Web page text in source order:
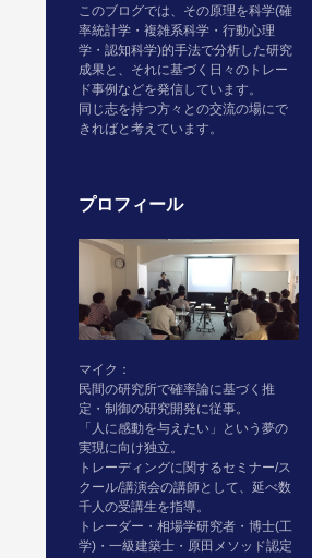
このブログでは、その原理を科学(確
率統計学・複雑系科学・行動心理
学・認知科学)的手法で分析した研究
成果と、それに基づく日々のトレー
ド事例などを発信しています。
同じ志を持つ方々との交流の場にで
きればと考えています。
プロフィール
マイク：
民間の研究所で確率論に基づく推
定・制御の研究開発に従事。
「人に感動を与えたい」という夢の
実現に向け独立。
トレーディングに関するセミナー/ス
クール/講演会の講師として、延べ数
千人の受講生を指導。
トレーダー・相場学研究者・博士(工
学)・一級建築士・原田メソッド認定